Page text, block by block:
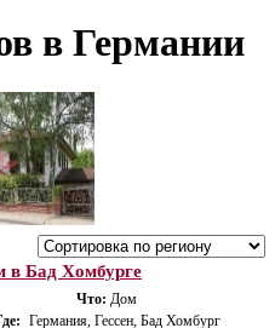
в Германии
в Бад Хомбурге
Что: Дом
Германия, Гессен, Бад Хомбург